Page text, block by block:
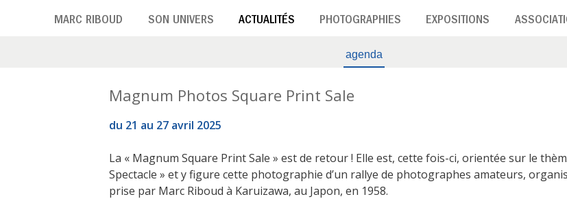
MARC RIBOUD SON UNIVERS ACTUALITÉS PHOTOGRAPHIES EXPOSITIONS
agenda
Magnum Photos Square Print Sale
du 21 au 27 avril 2025
La « Magnum Square Print Sale » est de retour ! Elle est, cette fois-ci, orientée sur le
Spectacle » et y figure cette photographie d’un rallye de photographes amateurs,
prise par Marc Riboud à Karuizawa, au Japon, en 1958.